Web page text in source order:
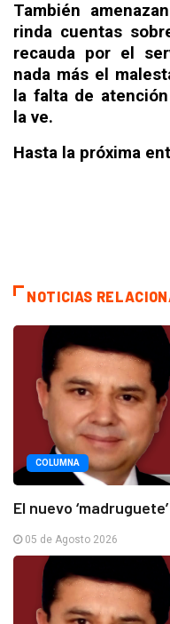
También
rinda cuentas
recauda por el
nada más el
la falta de
la ve.
Hasta la próxima
NOTICIAS
COLUMNA
El nuevo
05 de Agosto 2026